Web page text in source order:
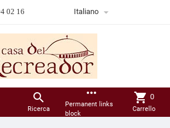
02 16 Italiano 

Ricerca
more_horiz
Permanent links
block
shopping_cart 0
Carrello